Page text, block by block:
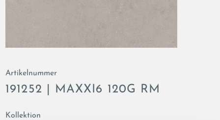
Artikelnummer
191252 | MAXXI6 120G RM
Kollektion